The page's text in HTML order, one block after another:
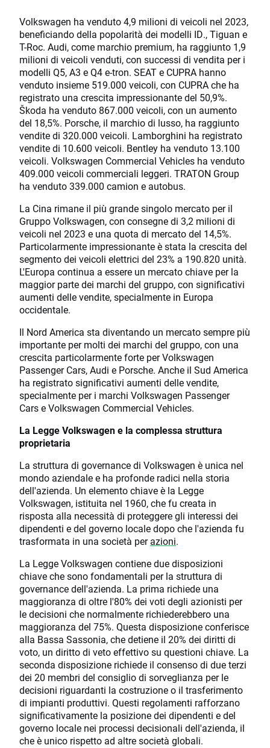
Volkswagen ha venduto 4,9 milioni di veicoli nel 2023,
beneficiando della popolarità dei modelli ID., Tiguan e
T-Roc. Audi, come marchio premium, ha raggiunto 1,9
milioni di veicoli venduti, con successi di vendita per i
modelli Q5, A3 e Q4 e-tron. SEAT e CUPRA hanno
venduto insieme 519.000 veicoli, con CUPRA che ha
registrato una crescita impressionante del 50,9%.
Škoda ha venduto 867.000 veicoli, con un aumento
del 18,5%. Porsche, il marchio di lusso, ha raggiunto
vendite di 320.000 veicoli. Lamborghini ha registrato
vendite di 10.600 veicoli. Bentley ha venduto 13.100
veicoli. Volkswagen Commercial Vehicles ha venduto
409.000 veicoli commerciali leggeri. TRATON Group
ha venduto 339.000 camion e autobus.
La Cina rimane il più grande singolo mercato per il
Gruppo Volkswagen, con consegne di 3,2 milioni di
veicoli nel 2023 e una quota di mercato del 14,5%.
Particolarmente impressionante è stata la crescita del
segmento dei veicoli elettrici del 23% a 190.820 unità.
L'Europa continua a essere un mercato chiave per la
maggior parte dei marchi del gruppo, con significativi
aumenti delle vendite, specialmente in Europa
occidentale.
Il Nord America sta diventando un mercato sempre più
importante per molti dei marchi del gruppo, con una
crescita particolarmente forte per Volkswagen
Passenger Cars, Audi e Porsche. Anche il Sud America
ha registrato significativi aumenti delle vendite,
specialmente per i marchi Volkswagen Passenger
Cars e Volkswagen Commercial Vehicles.
La Legge Volkswagen e la complessa struttura
proprietaria
La struttura di governance di Volkswagen è unica nel
mondo aziendale e ha profonde radici nella storia
dell'azienda. Un elemento chiave è la Legge
Volkswagen, istituita nel 1960, che fu creata in
risposta alla necessità di proteggere gli interessi dei
dipendenti e del governo locale dopo che l'azienda fu
trasformata in una società perazioni.
La Legge Volkswagen contiene due disposizioni
chiave che sono fondamentali per la struttura di
governance dell'azienda. La prima richiede una
maggioranza di oltre l'80% dei voti degli azionisti per
le decisioni che normalmente richiederebbero una
maggioranza del 75%. Questa disposizione conferisce
alla Bassa Sassonia, che detiene il 20% dei diritti di
voto, un diritto di veto effettivo su questioni chiave. La
seconda disposizione richiede il consenso di due terzi
dei 20 membri del consiglio di sorveglianza per le
decisioni riguardanti la costruzione o il trasferimento
di impianti produttivi. Questi regolamenti rafforzano
significativamente la posizione dei dipendenti e del
governo locale nei processi decisionali dell'azienda, il
che è unico rispetto ad altre società globali.